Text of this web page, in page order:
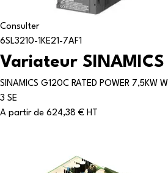
Consulter
6SL3210-1KE21-7AF1
Variateur
SINAMICS G120C RATED POWER 7,5KW
3 SE
A partir de 624,38 € HT